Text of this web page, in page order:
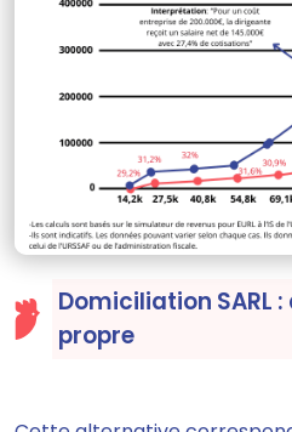
Domiciliation SARL
propre